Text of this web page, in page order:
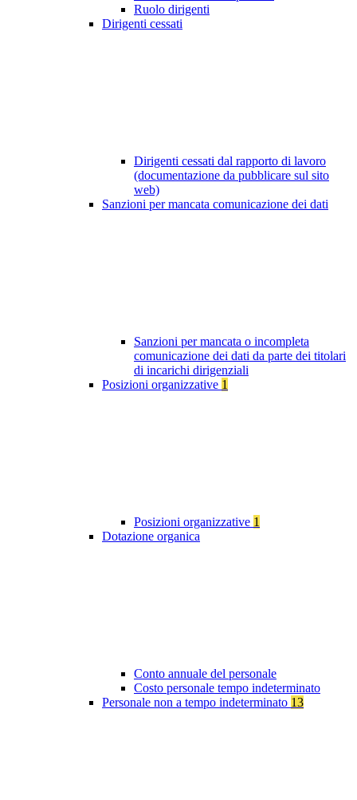
Ruolo dirigenti
Dirigenti cessati
Dirigenti cessati dal rapporto di lavoro
(documentazione da pubblicare sul sito
web)
Sanzioni per mancata comunicazione dei dati
Sanzioni per mancata o incompleta
comunicazione dei dati da parte dei titolari
di incarichi dirigenziali
Posizioni organizzative 1
Posizioni organizzative 1
Dotazione organica
Conto annuale del personale
Costo personale tempo indeterminato
Personale non a tempo indeterminato 13